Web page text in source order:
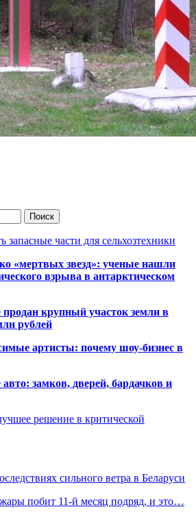
запасные части для сельхозтехники
«мертвых звезд»: ученые нашли
взрыва в антарктическом
продан крупный участок земли в
рублей
артисты: почему шоу-бизнес в
замков, дверей, бардачков и
решение в критической
сильного ветра в Беларуси
жары побит 11-й месяц подряд, и это…